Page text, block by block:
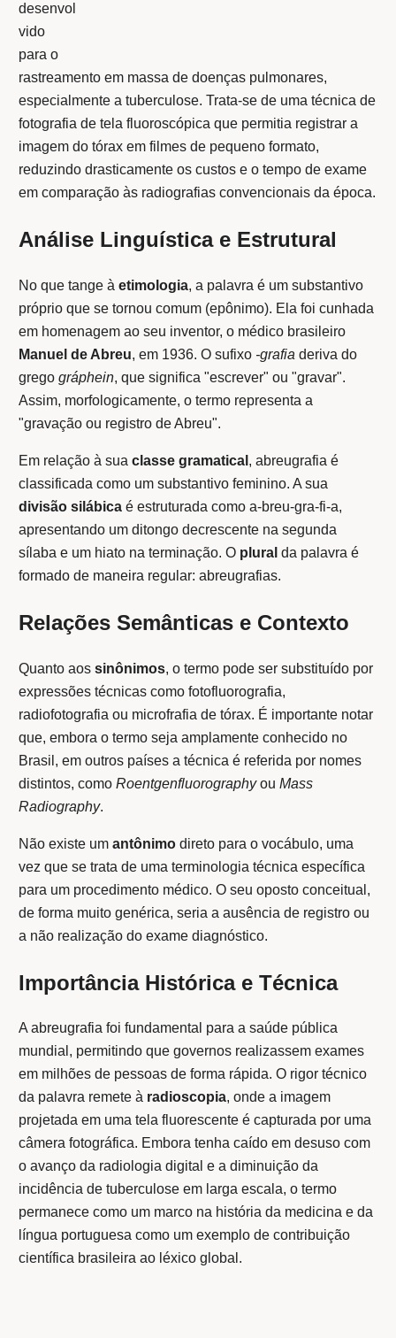
desenvol
vido
para o
rastreamento em massa de doenças pulmonares,
especialmente a tuberculose. Trata-se de uma técnica de
fotografia de tela fluoroscópica que permitia registrar a
imagem do tórax em filmes de pequeno formato,
reduzindo drasticamente os custos e o tempo de exame
em comparação às radiografias convencionais da época.
Análise Linguística e Estrutural
No que tange àetimologia, a palavra é um substantivo
próprio que se tornou comum (epônimo). Ela foi cunhada
em homenagem ao seu inventor, o médico brasileiro
Manuel de Abreu, em 1936. O sufixo -grafia deriva do
gregográphein, que significa "escrever" ou "gravar".
Assim, morfologicamente, o termo representa a
"gravação ou registro de Abreu".
Em relação à suaclasse gramatical , abreugrafia é
classificada como um substantivo feminino. A sua
divisão silábica é estruturada como a-breu-gra-fi-a,
apresentando um ditongo decrescente na segunda
sílaba e um hiato na terminação. O plural da palavra é
formado de maneira regular: abreugrafias.
Relações Semânticas e Contexto
Quanto aossinônimos, o termo pode ser substituído por
expressões técnicas como fotofluorografia,
radiofotografia ou microfrafia de tórax. É importante notar
que, embora o termo seja amplamente conhecido no
Brasil, em outros países a técnica é referida por nomes
distintos, comoRoentgenfluorographyouMass
Radiography.
Não existe umantônimo direto para o vocábulo, uma
vez que se trata de uma terminologia técnica específica
para um procedimento médico. O seu oposto conceitual,
de forma muito genérica, seria a ausência de registro ou
a não realização do exame diagnóstico.
Importância Histórica e Técnica
A abreugrafia foi fundamental para a saúde pública
mundial, permitindo que governos realizassem exames
em milhões de pessoas de forma rápida. O rigor técnico
da palavra remete à radioscopia, onde a imagem
projetada em uma tela fluorescente é capturada por uma
câmera fotográfica. Embora tenha caído em desuso com
o avanço da radiologia digital e a diminuição da
incidência de tuberculose em larga escala, o termo
permanece como um marco na história da medicina e da
língua portuguesa como um exemplo de contribuição
científica brasileira ao léxico global.